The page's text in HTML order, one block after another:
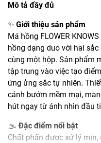
Mô tả đầy đủ
✨ Giới thiệu sản phẩm
Má hồng FLOWER
hồng dạng duo với hai
cùng một hộp. Sản phẩm
tập trung vào việc tạo
ứng ửng sắc tự nhiên.
cánh bướm mềm mại,
hút ngay từ ánh nhìn đầu
🌫️Đặc điểm nổi bật
Chất phấn được xử lý mịn,